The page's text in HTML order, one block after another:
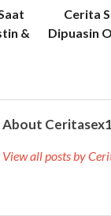
&
Cerita
Dipuasin
About Ceritasex1
View all posts by